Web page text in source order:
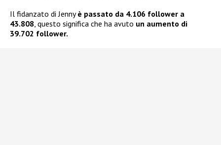
Il fidanzato di Jennyè passato da 4.106 follower a
43.808, questo significa che ha avuto un aumento di
39.702 follower.